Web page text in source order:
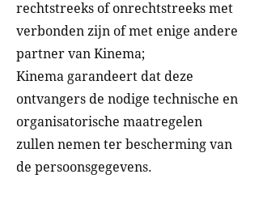
rechtstreeks of onrechtstreeks met
verbonden zijn of met enige andere
partner van Kinema;
Kinema garandeert dat deze
ontvangers de nodige technische en
organisatorische maatregelen
zullen nemen ter bescherming van
de persoonsgegevens.